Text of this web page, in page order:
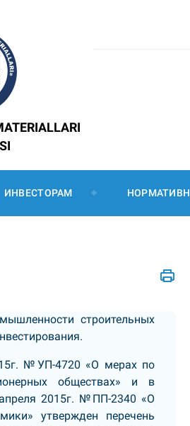
ИНВЕСТОРАМ
строительных
№УП-4720 «О мерах по
обществах» и в
апреля 2015г. №ПП-2340 «О
утвержден перечень